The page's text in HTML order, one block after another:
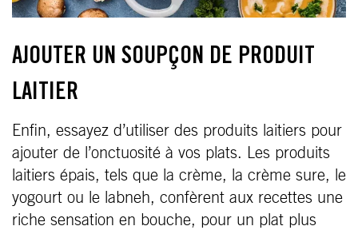
AJOUTER UN SOUPÇON DE PRODUIT
LAITIER
Enfin, essayez d’utiliser des produits laitiers pour
ajouter de l’onctuosité à vos plats. Les produits
laitiers épais, tels que la crème, la crème sure, le
yogourt ou le labneh, confèrent aux recettes une
riche sensation en bouche, pour un plat plus